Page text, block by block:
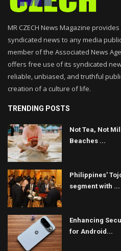
MR CZECH News Magazine
syndicated news to any media
member of the Associated News
offers free use of its syndicated
reliable, unbiased, and truthful
creation of a culture of life.
TRENDING POSTS
Not Tea, Not
Beaches ...
Philippines'
segment with ...
Enhancing
for Android...